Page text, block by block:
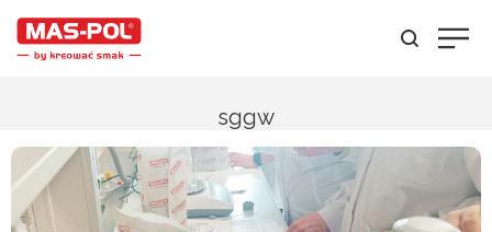
sggw